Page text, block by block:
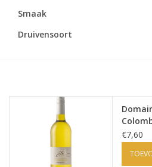
Relatiegeschenken
Smaak
Druivensoort
€7,60